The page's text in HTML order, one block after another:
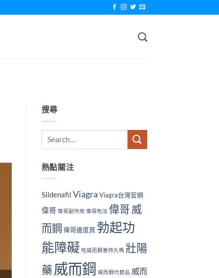
搜尋
熱點關注
Sildenafil Viagra Viagra台灣官網
偉哥 偉哥副作用 偉哥吃法 偉哥 威
而鋼 偉哥邊度買 勃起功
能障礙 吃威而鋼會持久嗎 壯陽
藥 威而鋼 威而鋼代替品 威而